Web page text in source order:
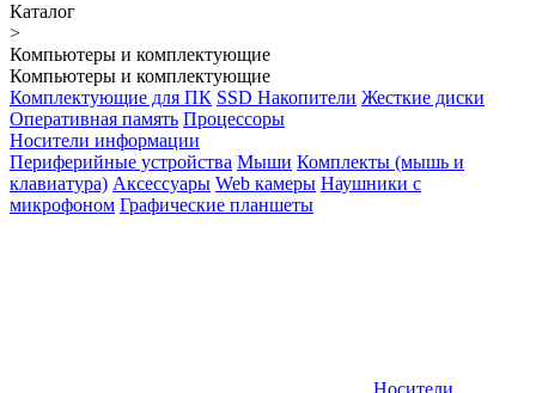
Каталог
>
Компьютеры и комплектующие
Компьютеры и комплектующие
Комплектующие для ПК SSD Накопители Жесткие диски
Оперативная память Процессоры
Носители информации
Периферийные устройства Мыши Комплекты (мышь и
клавиатура) Аксессуары Web камеры Наушники с
микрофоном Графические планшеты
Носители